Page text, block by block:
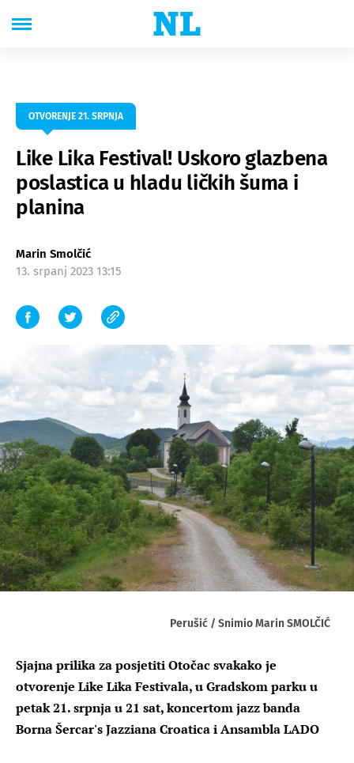
OTVORENJE 21. SRPNJA
Like Lika Festival! Uskoro glazbena
poslastica u hladu ličkih šuma i
planina
Marin Smolčić
13. srpanj 2023 13:15
Perušić / Snimio Marin SMOLČIĆ
Sjajna prilika za posjetiti Otočac svakako je
otvorenje Like Lika Festivala, u Gradskom parku u
petak 21. srpnja u 21 sat, koncertom jazz banda
Borna Šercar's Jazziana Croatica i Ansambla LADO